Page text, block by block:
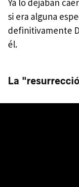
si era alguna
definitivamente
él.
La